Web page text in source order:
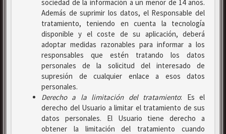
sociedad de la información a un menor de 14 años.
Además de suprimir los datos, el Responsable del
tratamiento, teniendo en cuenta la tecnología
disponible y el coste de su aplicación, deberá
adoptar medidas razonables para informar a los
responsables que estén tratando los datos
personales de la solicitud del interesado de
supresión de cualquier enlace a esos datos
personales.
Derecho a la limitación del tratamiento: Es el
derecho del Usuario a limitar el tratamiento de sus
datos personales. El Usuario tiene derecho a
obtener la limitación del tratamiento cuando